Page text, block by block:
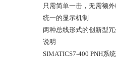
只需简单一击，无需额
统一的显示机制
两种总线形式的创新型
说明
SIMATICS7-400 PNH系